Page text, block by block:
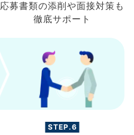
応募書類の添削や面接対策も
徹底サポート
STEP.6